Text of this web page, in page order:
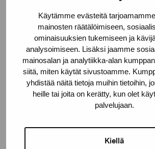
Käytämme evästeitä
mainosten räätälöimiseen,
ominaisuuksien tukemiseen ja
analysoimiseen. Lisäksi jaamme
mainosalan ja analytiikka-alan
siitä, miten käytät sivustoamme.
yhdistää näitä tietoja muihin tietoihin,
heille tai joita on kerätty, kun olet
palvelujaan.
Kiellä